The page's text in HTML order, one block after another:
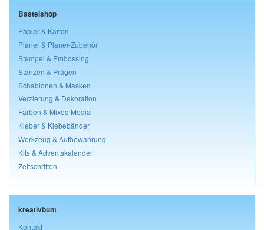
Bastelshop
Papier & Karton
Planer & Planer-Zubehör
Stempel & Embossing
Stanzen & Prägen
Schablonen & Masken
Verzierung & Dekoration
Farben & Mixed Media
Kleber & Klebebänder
Werkzeug & Aufbewahrung
Kits & Adventskalender
Zeitschriften
kreativbunt
Kontakt